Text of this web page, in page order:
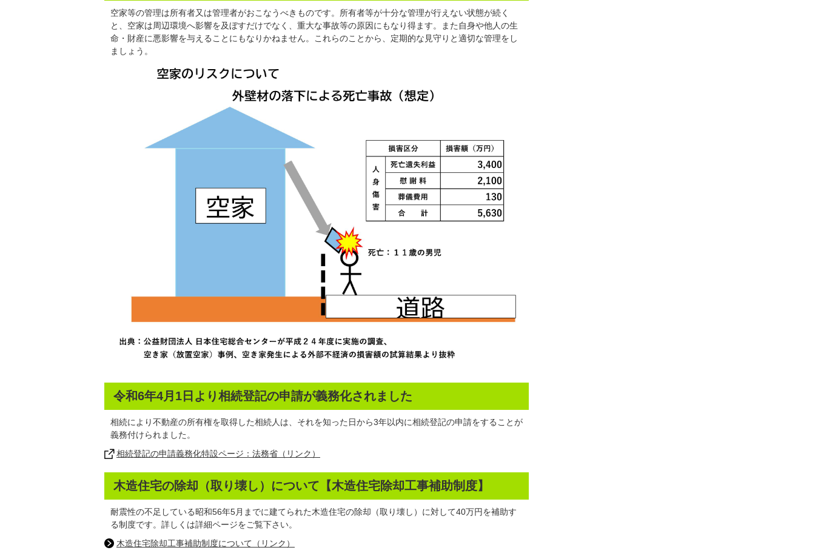
空家等の管理は所有者又は管理者がおこなうべきものです。所有者等が十分な管理が行えない状態が続く
と、空家は周辺環境へ影響を及ぼすだけでなく、重大な事故等の原因にもなり得ます。また自身や他人の生
命・財産に悪影響を与えることにもなりかねません。これらのことから、定期的な見守りと適切な管理をし
ましょう。
令和6年4月1日より相続登記の申請が義務化されました
相続により不動産の所有権を取得した相続人は、それを知った日から3年以内に相続登記の申請をすることが
義務付けられました。
相続登記の申請義務化特設ページ：法務省（リンク）
木造住宅の除却（取り壊し）について【木造住宅除却工事補助制度】
耐震性の不足している昭和56年5月までに建てられた木造住宅の除却（取り壊し）に対して40万円を補助す
る制度です。詳しくは詳細ページをご覧下さい。
木造住宅除却工事補助制度について（リンク）